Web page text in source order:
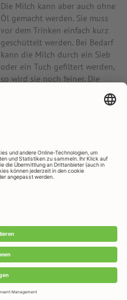
Die Milch kann aber auch ohne
Öl gemacht werden. Sie muss
vor dem Trinken einfach kurz
geschüttelt werden. Bei Bedarf
kann die Milch durch ein Sieb
oder ein Tuch gefiltert werden,
so wird sie noch feiner. Die
Aroma der Walnuss lieben,
dann greifen Sie gerne zum
Walnussöl.